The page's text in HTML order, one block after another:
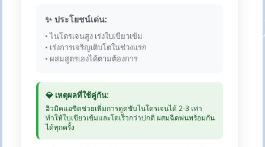
✨ ประโยชน์เด่น:
• ไนโตรเจนสูง เร่งใบเขียวเข้ม
• เร่งการเจริญเติบโตในช่วงแรก
• ผสมสูตรเองได้ตามต้องการ
💎 เหตุผลที่ใช้คู่กัน:
ฮิวมิคแอซิดช่วยเพิ่มการดูดซับไนโตรเจนได้ 2-3 เท่า
ทำให้ใบเขียวเข้มและโตเร็วกว่าปกติ ผสมฉีดพ่นพร้อมกัน
ได้ทุกครั้ง